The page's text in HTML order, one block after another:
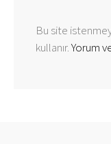
Bu site
kullanır.Yorum